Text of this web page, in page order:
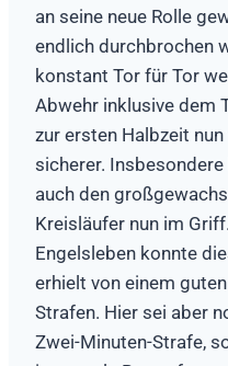
an seine neue Rolle
endlich durchbrochen
konstant Tor für Tor
Abwehr inklusive dem
zur ersten Halbzeit
sicherer.
auch den
Kreisläufer nun im
Engelsleben konnte
erhielt von einem
Strafen. Hier sei aber
Zwei-Minuten-Strafe,